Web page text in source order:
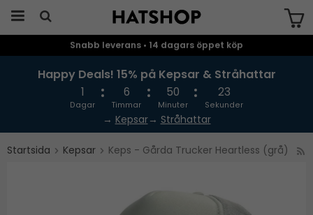
Snabb leverans • 14 dagars öppet köp
Happy Deals! 15% på Kepsar & Stråhattar
1
Dagar
6
Timmar
50
Minuter
23
Sekunder
→ Kepsar→ Stråhattar
Startsida Kepsar Keps - Gårda Trucker Heartless (grå)